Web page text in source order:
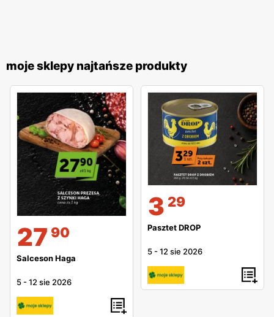
moje sklepy najtańsze produkty
27 90
Salceson Haga
5 -12 sie 2026
3 29
Pasztet DROP
5 -12 sie 2026